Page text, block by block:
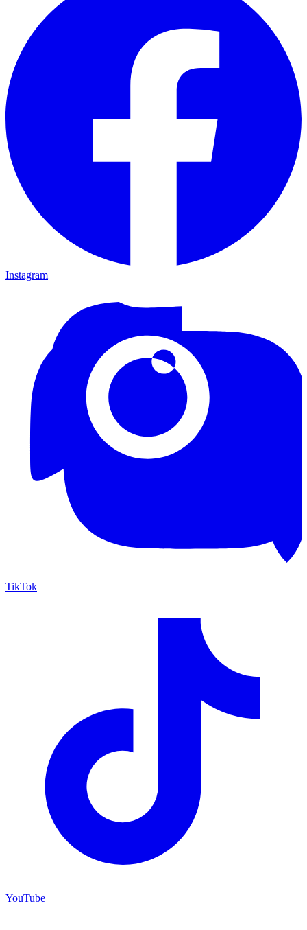
Instagram
TikTok
YouTube